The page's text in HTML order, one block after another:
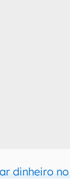
dinheiro